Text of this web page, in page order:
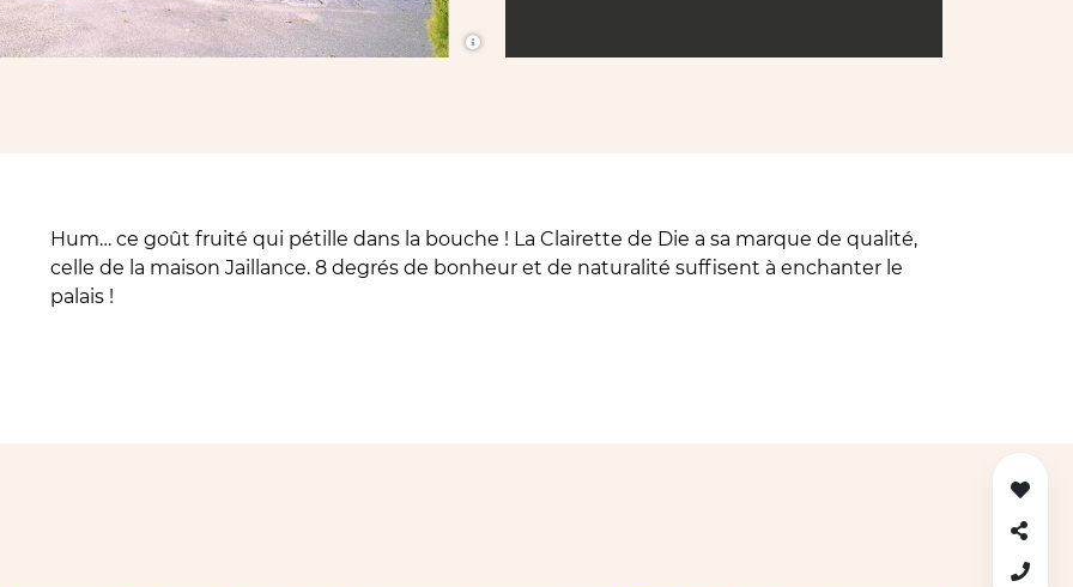
Hum… ce goût fruité qui pétille dans la bouche ! La Clairette de Die a sa marque de qualité,
celle de la maison Jaillance. 8 degrés de bonheur et de naturalité suffisent à enchanter le
palais !